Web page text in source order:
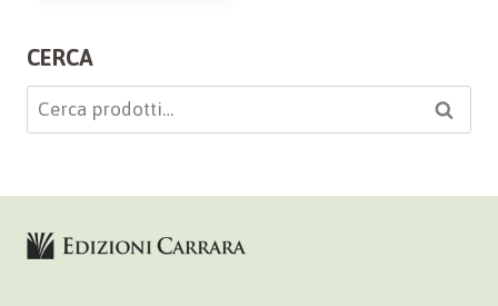
CERCA
Cerca: Cerca